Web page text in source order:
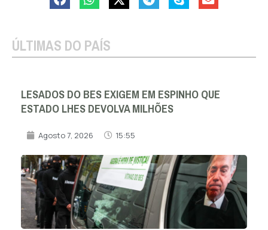
ÚLTIMAS DO PAÍS
LESADOS DO BES EXIGEM EM ESPINHO QUE
ESTADO LHES DEVOLVA MILHÕES
Agosto 7, 2026 15:55